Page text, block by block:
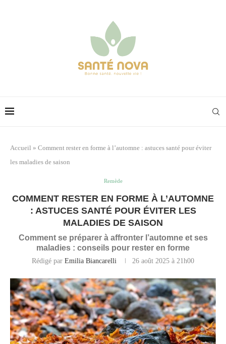
Accueil » Comment rester en forme à l’automne : astuces santé pour éviter
les maladies de saison
Remède
COMMENT RESTER EN FORME À L’AUTOMNE
: ASTUCES SANTÉ POUR ÉVITER LES
MALADIES DE SAISON
Comment se préparer à affronter l’automne et ses
maladies : conseils pour rester en forme
Rédigé par Emilia Biancarelli 26 août 2025 à 21h00